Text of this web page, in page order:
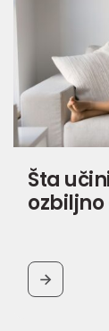
Šta
ozbiljno
BUTTON